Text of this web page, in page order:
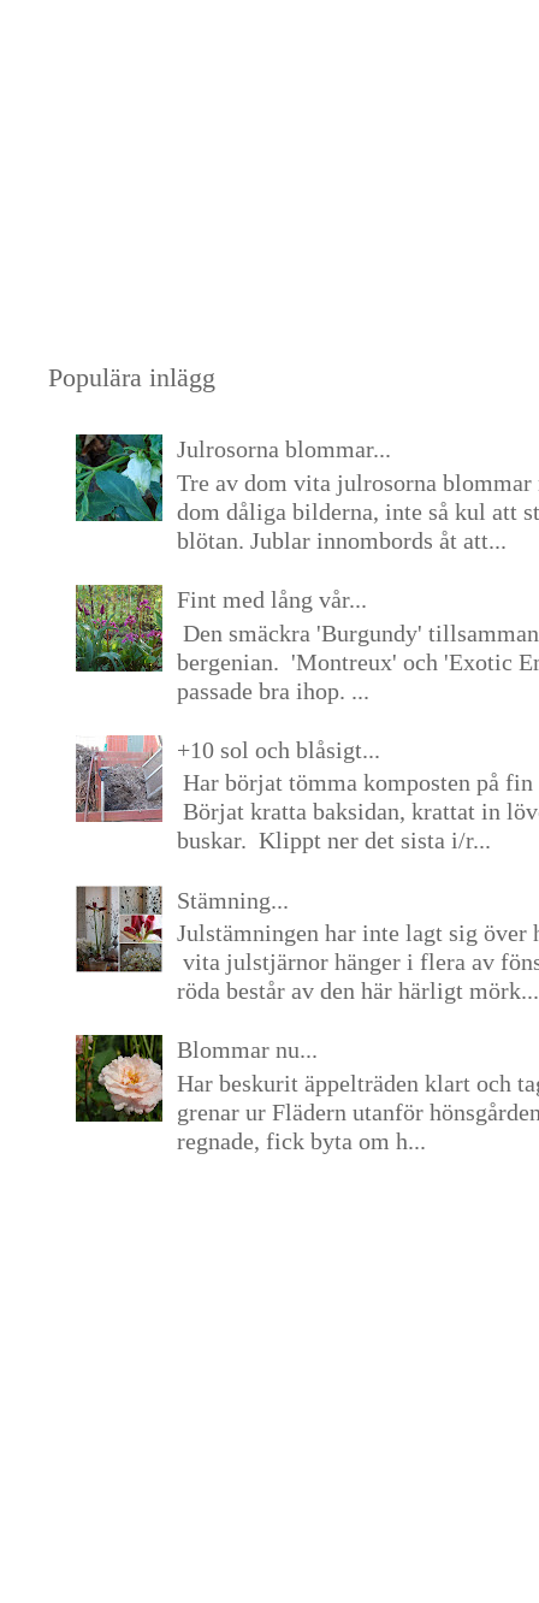
Populära inlägg
Julrosorna blommar...
Tre av dom vita julrosorna blommar
dom dåliga bilderna, inte så kul att
blötan. Jublar innombords åt att...
Fint med lång vår...
Den smäckra 'Burgundy'
bergenian. 'Montreux' och 'Exotic
passade bra ihop. ...
+10 sol och blåsigt...
Har börjat tömma komposten på
Börjat kratta baksidan, krattat in
buskar. Klippt ner det sista i/r...
Stämning...
Julstämningen har inte lagt sig över
vita julstjärnor hänger i flera av
röda består av den här härligt mörk...
Blommar nu...
Har beskurit äppelträden klart och
grenar ur Flädern utanför
regnade, fick byta om h...